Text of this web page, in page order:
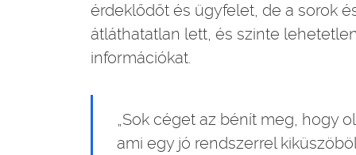
érdeklődőt és ügyfelet, de a sorok
átláthatatlan lett, és szinte
információkat.
„Sok céget az bénít meg, hogy
ami egy jó rendszerrel